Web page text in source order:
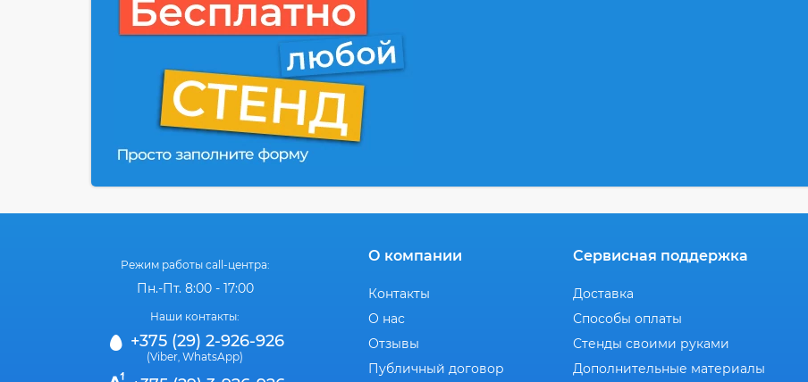
Режим работы call-центра:
Пн.-Пт. 8:00 - 17:00
Наши контакты:
+375 (29) 2-926-926
(Viber, WhatsApp)
О компании
Контакты
О нас
Отзывы
Публичный договор
Сервисная поддержка
Доставка
Способы оплаты
Стенды своими руками
Дополнительные материалы